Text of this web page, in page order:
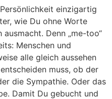
einzigartig
wie Du ohne Worte
Denn „me-too“
Menschen und
alle gleich aussehen
muss, ob der
die Sympathie. Oder das
Damit Du gebucht und